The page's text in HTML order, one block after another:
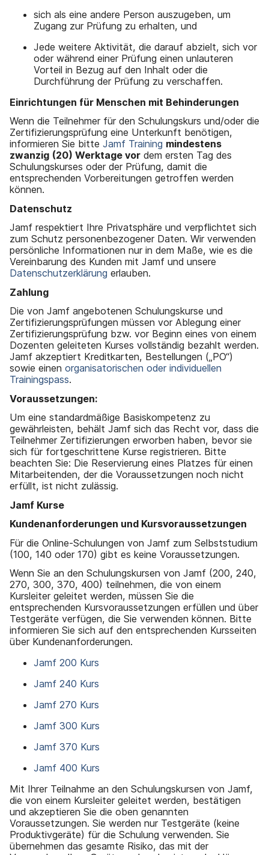
sich als eine andere Person auszugeben, um
Zugang zur Prüfung zu erhalten, und
Jede weitere Aktivität, die darauf abzielt, sich vor
oder während einer Prüfung einen unlauteren
Vorteil in Bezug auf den Inhalt oder die
Durchführung der Prüfung zu verschaffen.
Einrichtungen für Menschen mit Behinderungen
Wenn die Teilnehmer für den Schulungskurs und/oder die
Zertifizierungsprüfung eine Unterkunft benötigen,
informieren Sie bitte Jamf Training mindestens
zwanzig (20) Werktage vor dem ersten Tag des
Schulungskurses oder der Prüfung, damit die
entsprechenden Vorbereitungen getroffen werden
können.
Datenschutz
Jamf respektiert Ihre Privatsphäre und verpflichtet sich
zum Schutz personenbezogener Daten. Wir verwenden
persönliche Informationen nur in dem Maße, wie es die
Vereinbarung des Kunden mit Jamf und unsere
Datenschutzerklärung erlauben.
Zahlung
Die von Jamf angebotenen Schulungskurse und
Zertifizierungsprüfungen müssen vor Ablegung einer
Zertifizierungsprüfung bzw. vor Beginn eines von einem
Dozenten geleiteten Kurses vollständig bezahlt werden.
Jamf akzeptiert Kreditkarten, Bestellungen („PO“)
sowie einen organisatorischen oder individuellen
Trainingspass.
Voraussetzungen:
Um eine standardmäßige Basiskompetenz zu
gewährleisten, behält Jamf sich das Recht vor, dass die
Teilnehmer Zertifizierungen erworben haben, bevor sie
sich für fortgeschrittene Kurse registrieren. Bitte
beachten Sie: Die Reservierung eines Platzes für einen
Mitarbeitenden, der die Voraussetzungen noch nicht
erfüllt, ist nicht zulässig.
Jamf Kurse
Kundenanforderungen und Kursvoraussetzungen
Für die Online-Schulungen von Jamf zum Selbststudium
(100, 140 oder 170) gibt es keine Voraussetzungen.
Wenn Sie an den Schulungskursen von Jamf (200, 240,
270, 300, 370, 400) teilnehmen, die von einem
Kursleiter geleitet werden, müssen Sie die
entsprechenden Kursvoraussetzungen erfüllen und über
Testgeräte verfügen, die Sie verwenden können. Bitte
informieren Sie sich auf den entsprechenden Kursseiten
über Kundenanforderungen.
Jamf 200 Kurs
Jamf 240 Kurs
Jamf 270 Kurs
Jamf 300 Kurs
Jamf 370 Kurs
Jamf 400 Kurs
Mit Ihrer Teilnahme an den Schulungskursen von Jamf,
die von einem Kursleiter geleitet werden, bestätigen
und akzeptieren Sie die oben genannten
Voraussetzungen. Sie werden nur Testgeräte (keine
Produktivgeräte) für die Schulung verwenden. Sie
übernehmen das gesamte Risiko, das mit der